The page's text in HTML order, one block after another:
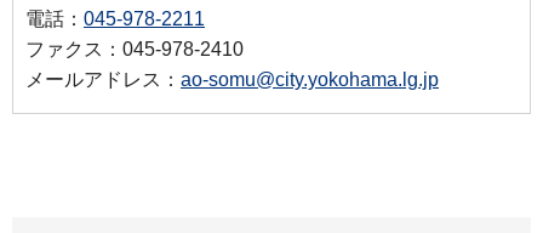
電話： 045-978-2211
ファクス：045-978-2410
メールアドレス： ao-somu@city.yokohama.lg.jp